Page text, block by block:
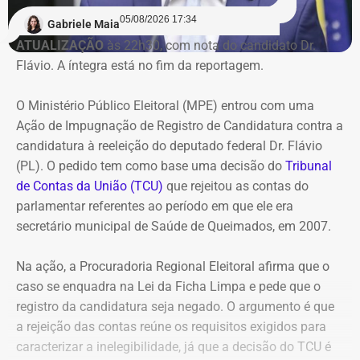
recuperação da empresa.
Refit não teria honrado os
pagamentos
O governo também sustenta que os responsáveis pela
Refit descumpriram o parcelamento especial firmado
para quitar débitos tributários. Conforme a PGE, as
parcelas deixaram de ser pagas por mais de 90 dias,
situação que, segundo a legislação, autoriza o
Outro ponto destacado é que, mesmo após aderir ao
parcelamento, a empresa teria acumulado mais de R$ 1,8
bilhão em novos débitos com o Estado. Segundo a
Procuradoria, esse montante supera em mais do que o
Gabriele Maia05/08/2026 17:34
ATUALIZAÇÃO às 22h30, com nota do candidato Dr.
Flávio. A íntegra está no fim da reportagem.
O Ministério Público Eleitoral (MPE) entrou com uma
Ação de Impugnação de Registro de Candidatura contra a
candidatura à reeleição do deputado federal Dr. Flávio
(PL). O pedido tem como base uma decisão do Tribunal
de Contas da União (TCU) que rejeitou as contas do
parlamentar referentes ao período em que ele era
secretário municipal de Saúde de Queimados, em 2007.
Na ação, a Procuradoria Regional Eleitoral afirma que o
caso se enquadra na Lei da Ficha Limpa e pede que o
registro da candidatura seja negado. O argumento é que
a rejeição das contas reúne os requisitos exigidos para
caracterizar a inelegibilidade, já que a decisão do TCU é